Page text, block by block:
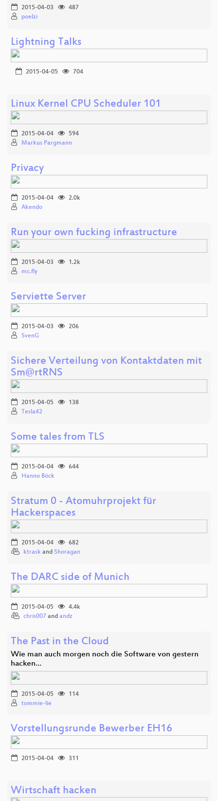
2015-04-03
487
poelzi
Lightning Talks
2015-04-05 704
Linux Kernel CPU Scheduler 101
2015-04-04
594
Markus Pargmann
Privacy
2015-04-04
2.0k
Akendo
Run your own fucking infrastructure
2015-04-03
1.2k
mc.fly
Serviette Server
2015-04-03
206
SvenG
Sichere Verteilung von Kontaktdaten mit
Sm@rtRNS
2015-04-05
138
Tesla42
Some tales from TLS
2015-04-04
644
Hanno Böck
Stratum 0 - Atomuhrprojekt für
Hackerspaces
2015-04-04
682
ktrask and Shoragan
The DARC side of Munich
2015-04-05
4.4k
chris007 and andz
The Past in the Cloud
Wie man auch morgen noch die Software von gestern
hacken…
2015-04-05
114
tommie-lie
Vorstellungsrunde Bewerber EH16
2015-04-04 311
Wirtschaft hacken